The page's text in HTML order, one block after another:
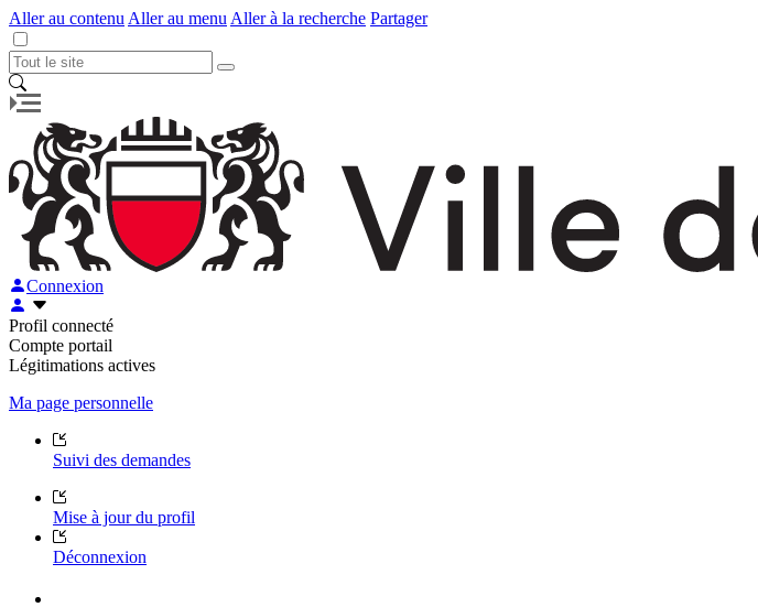
Aller au contenu Aller au menu Aller à la recherche Partager
Connexion
Profil connecté
Compte portail
Légitimations actives
Ma page personnelle
Suivi des demandes
Mise à jour du profil
Déconnexion